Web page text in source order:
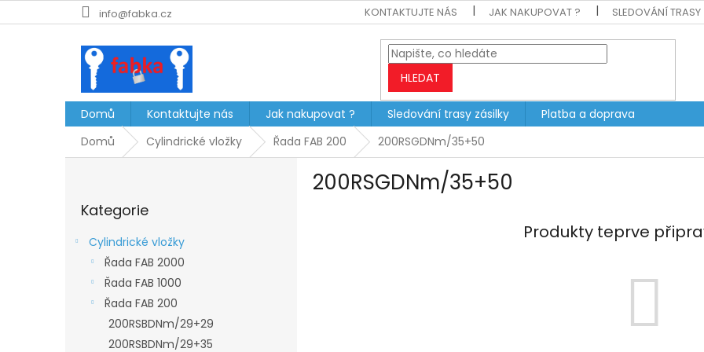
na
info@fabka.cz KONTAKTUJTE NÁS JAK NAKUPOVAT ? SLEDOVÁNÍ TRASY
HLEDAT
Domů Kontaktujte nás Jak nakupovat ? Sledování trasy zásilky
Platba a doprava
Domů
Cylindrické vložky Řada FAB 200 200RSGDNm/35+50
kategorie
Kategorie
Cylindrické vložky
Řada FAB 2000
Řada FAB 1000
Řada FAB 200
200RSBDNm/29+29
200RSBDNm/29+35
200RSGDNm/35+50
Produkty teprve